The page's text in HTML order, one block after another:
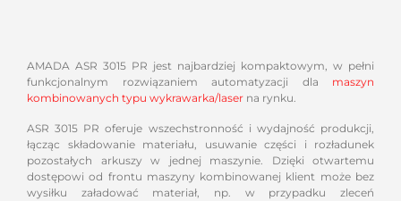
AMADA ASR 3015 PR jest najbardziej kompaktowym, w pełni
funkcjonalnym rozwiązaniem automatyzacji dla maszyn
kombinowanych typu wykrawarka/laser na rynku.
ASR 3015 PR oferuje wszechstronność i wydajność produkcji,
łącząc składowanie materiału, usuwanie części i rozładunek
pozostałych arkuszy w jednej maszynie. Dzięki otwartemu
dostępowi od frontu maszyny kombinowanej klient może bez
wysiłku załadować materiał, np. w przypadku zleceń